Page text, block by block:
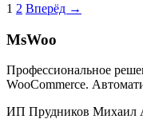
1 2 Вперёд →
MsWoo
Профессиональное
WooCommerce.
ИП Прудников Михаил